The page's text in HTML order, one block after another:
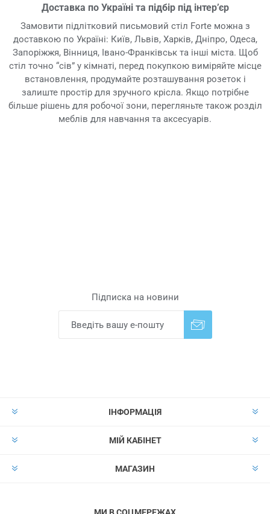
Доставка по Україні та підбір під інтер’єр
Замовити підлітковий письмовий стіл Forte можна з
доставкою по Україні: Київ, Львів, Харків, Дніпро, Одеса,
Запоріжжя, Вінниця, Івано-Франківськ та інші міста. Щоб
стіл точно “сів” у кімнаті, перед покупкою виміряйте місце
встановлення, продумайте розташування розеток і
залиште простір для зручного крісла. Якщо потрібне
більше рішень для робочої зони, перегляньте також розділ
меблів для навчання та аксесуарів.
Підписка на новини
ІНФОРМАЦІЯ
МІЙ КАБІНЕТ
МАГАЗИН